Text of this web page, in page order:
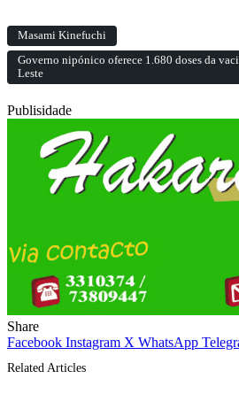
Masami Kinefuchi
Governo nipónico oferece 1.680 doses da
Leste
Publisidade
Share
Facebook Instagram X WhatsApp
Related Articles